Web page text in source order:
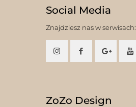
Social Media
Znajdziesz nas w serwisach:
ZoZo Design